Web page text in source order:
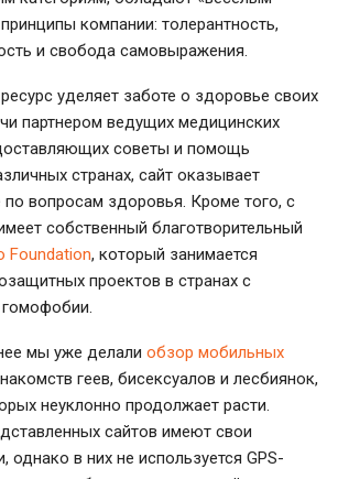
компании: тoлерантность,
и свобода самовыражения.
уделяет заботе о здоровье своих
партнером ведущих медицинских
советы и помощь
странах, сайт оказывает
по вопросам здоровья. Кроме того, с
собственный благотворительный
Foundation, который занимается
проектов в странах с
мы уже делали обзор мобильных
геев, бисексуалов и лесбиянок,
неуклонно продолжает расти.
сайтов имеют свои
однако в них не используется GPS-